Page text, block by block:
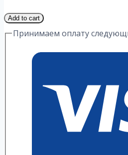
1
Часть
Add to cart
Принимаем оплату